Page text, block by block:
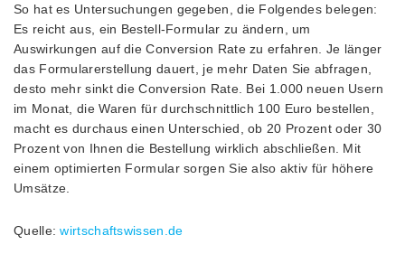
So hat es Untersuchungen gegeben, die Folgendes belegen:
Es reicht aus, ein Bestell-Formular zu ändern, um
Auswirkungen auf die Conversion Rate zu erfahren. Je länger
das Formularerstellung dauert, je mehr Daten Sie abfragen,
desto mehr sinkt die Conversion Rate. Bei 1.000 neuen Usern
im Monat, die Waren für durchschnittlich 100 Euro bestellen,
macht es durchaus einen Unterschied, ob 20 Prozent oder 30
Prozent von Ihnen die Bestellung wirklich abschließen. Mit
einem optimierten Formular sorgen Sie also aktiv für höhere
Umsätze.
Quelle:wirtschaftswissen.de